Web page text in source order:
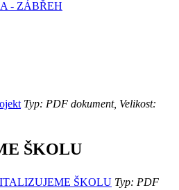
Typ: PDF dokument, Velikost:
ŠKOLU
ŠKOLU Typ: PDF